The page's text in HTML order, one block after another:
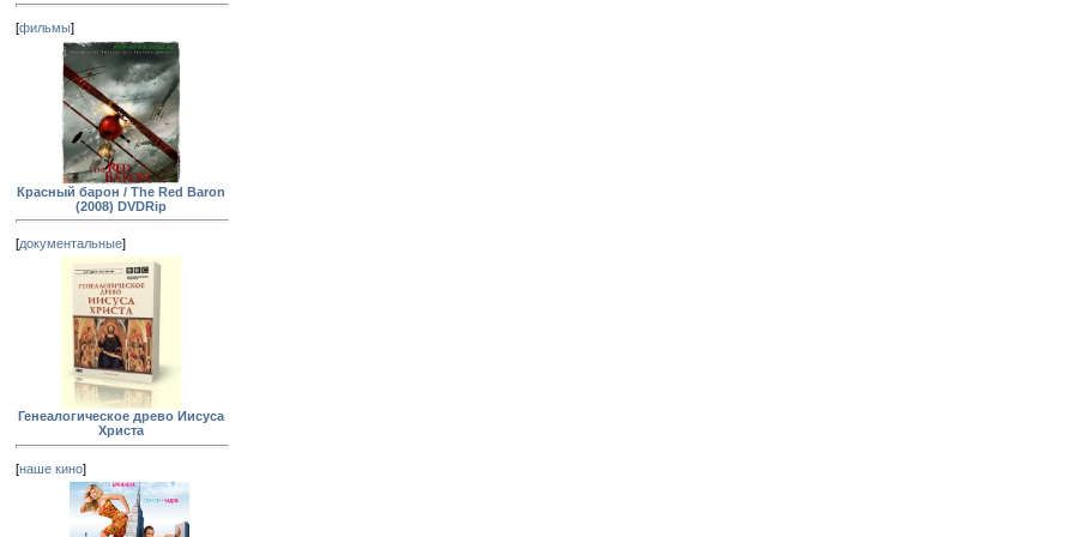
[фильмы]
Красный барон / The Red Baron
(2008) DVDRip
[документальные]
Генеалогическое древо Иисуса
Христа
[наше кино]